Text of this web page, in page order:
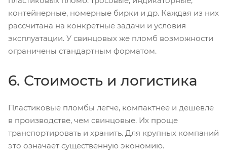
контейнерные, номерные бирки и др. Каждая из них
рассчитана на конкретные задачи и условия
эксплуатации. У свинцовых же пломб возможности
ограничены стандартным форматом.
6. Стоимость и логистика
Пластиковые пломбы легче, компактнее и дешевле
в производстве, чем свинцовые. Их проще
транспортировать и хранить. Для крупных компаний
это означает существенную экономию.